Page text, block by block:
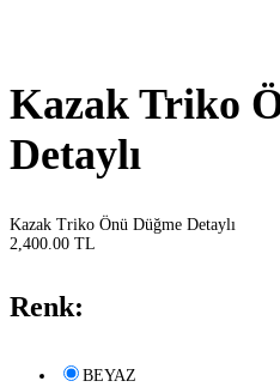
Kazak Triko
Detaylı
Kazak Triko Önü Düğme Detaylı
2,400.00 TL
Renk:
BEYAZ